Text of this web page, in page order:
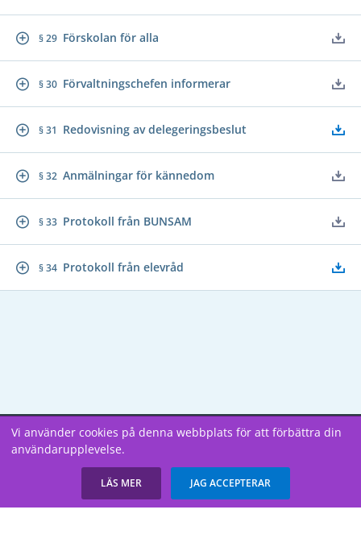
§ 29 Förskolan för alla
§ 30 Förvaltningschefen informerar
§ 31 Redovisning av delegeringsbeslut
§ 32 Anmälningar för kännedom
§ 33 Protokoll från BUNSAM
§ 34 Protokoll från elevråd
Copyright В© 2026
Vi använder cookies på denna webbplats för att förbättra din
användarupplevelse.